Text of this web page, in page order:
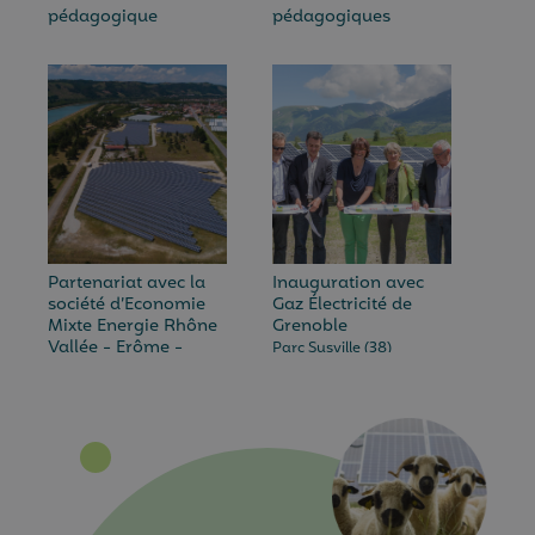
pédagogique pédagogiques
Partenariat avec la
société d’Economie
Mixte Energie Rhône
Vallée - Erôme -
Inauguration avec
Gaz Électricité de
Grenoble
Parc Susville (38)